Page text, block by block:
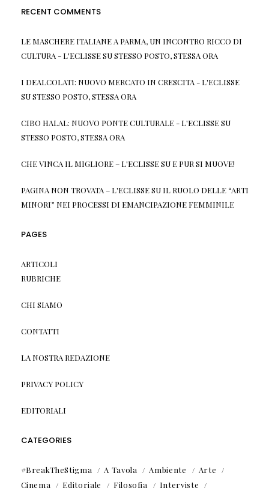
RECENT COMMENTS
LE MASCHERE ITALIANE A PARMA, UN INCONTRO RICCO DI
CULTURA - L'ECLISSESUSTESSO POSTO, STESSA ORA
I DEALCOLATI: NUOVO MERCATO IN CRESCITA - L'ECLISSE
SUSTESSO POSTO, STESSA ORA
CIBO HALAL: NUOVO PONTE CULTURALE - L'ECLISSESU
STESSO POSTO, STESSA ORA
CHE VINCA IL MIGLIORE – L'ECLISSESU E PUR SI MUOVE!
PAGINA NON TROVATA – L'ECLISSESU IL RUOLO DELLE “ARTI
MINORI” NEI PROCESSI DI EMANCIPAZIONE FEMMINILE
PAGES
ARTICOLI
RUBRICHE
CHI SIAMO
CONTATTI
LA NOSTRA REDAZIONE
PRIVACY POLICY
EDITORIALI
CATEGORIES
#BreakTheStigma A Tavola Ambiente
Arte
Cinema
Editoriale Filosofia Interviste